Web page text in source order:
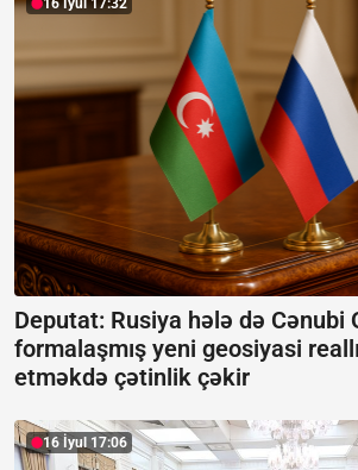
16 İyul 17:32
Deputat: Rusiya hələ də Cənubi
formalaşmış yeni geosiyasi
etməkdə çətinlik çəkir
16 İyul 17:06